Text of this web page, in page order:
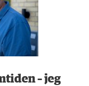
– jeg